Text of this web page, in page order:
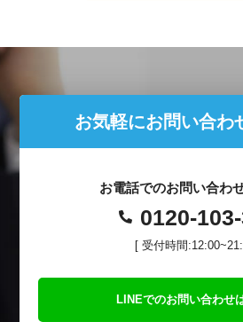
お気軽にお問い合わ
お電話でのお問い合わ
0120-
[ 受付時間
LINEでのお問い合わせ